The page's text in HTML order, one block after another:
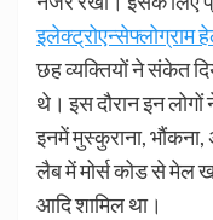
इलेक्ट्रोएन्सेफ्लोग्राम
छह व्यक्तियों ने संकेत
थे। इस दौरान इन लोगों
इनमें मुस्कुराना, भौंकना,
लैब में मोर्स कोड से मेल
आदि शामिल था।